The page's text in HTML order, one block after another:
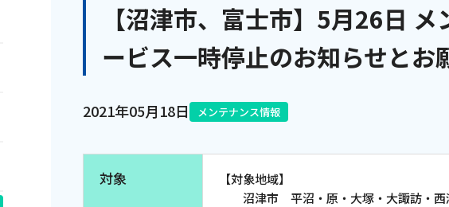
テレビ
電話
動画配信
【沼津市、富士市】5月26日
ービス一時停止のお知らせとお
2021年05月18日 メンテナンス情報
対象
【対象地域】
沼津市 平沼・原・大塚・大諏訪・西